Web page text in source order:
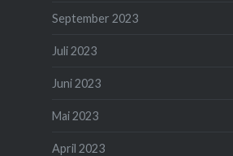
September 2023
Juli 2023
Juni 2023
Mai 2023
April 2023